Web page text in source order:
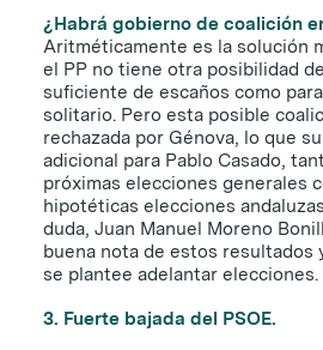
¿Habrá gobierno de coalición
Aritméticamente es la solución
el PP no tiene otra posibilidad
suficiente de escaños como
solitario. Pero esta posible
rechazada por Génova, lo que
adicional para Pablo Casado,
próximas elecciones generales
hipotéticas elecciones
duda, Juan Manuel Moreno
buena nota de estos resultados
se plantee adelantar elecciones.
3. Fuerte bajada del PSOE.